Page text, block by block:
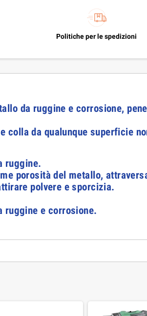
Politiche per le spedizioni
da ruggine e corrosione,
colla da qualunque superficie
ruggine.
porosità del metallo,
polvere e sporcizia.
ruggine e corrosione.